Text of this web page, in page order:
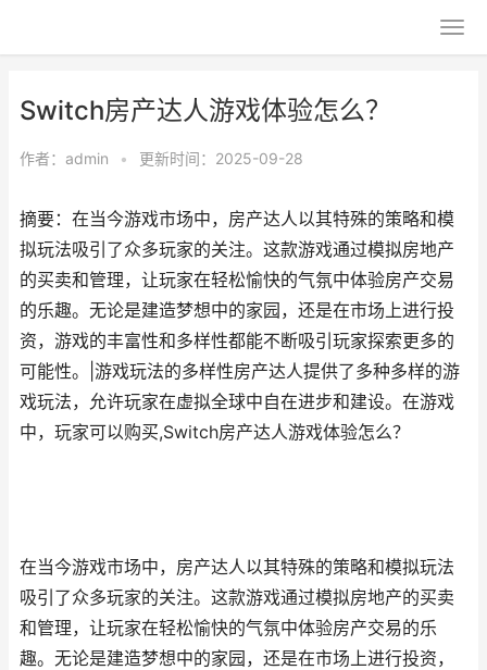
Switch房产达人游戏体验怎么？
作者： admin • 更新时间：2025-09-28
摘要：在当今游戏市场中，房产达人以其特殊的策略和模
拟玩法吸引了众多玩家的关注。这款游戏通过模拟房地产
的买卖和管理，让玩家在轻松愉快的气氛中体验房产交易
的乐趣。无论是建造梦想中的家园，还是在市场上进行投
资，游戏的丰富性和多样性都能不断吸引玩家探索更多的
可能性。|游戏玩法的多样性房产达人提供了多种多样的游
戏玩法，允许玩家在虚拟全球中自在进步和建设。在游戏
中，玩家可以购买,Switch房产达人游戏体验怎么？
在当今游戏市场中，房产达人以其特殊的策略和模拟玩法
吸引了众多玩家的关注。这款游戏通过模拟房地产的买卖
和管理，让玩家在轻松愉快的气氛中体验房产交易的乐
趣。无论是建造梦想中的家园，还是在市场上进行投资，